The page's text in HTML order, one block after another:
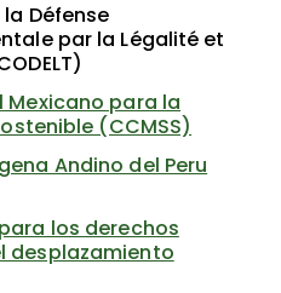
Défense
par la Légalité et
Mexicano para la
(CCMSS)
Andino del Peru
los derechos
desplazamiento